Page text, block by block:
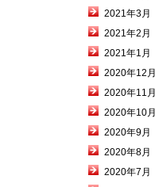
2021年3月
2021年2月
2021年1月
2020年12月
2020年11月
2020年10月
2020年9月
2020年8月
2020年7月